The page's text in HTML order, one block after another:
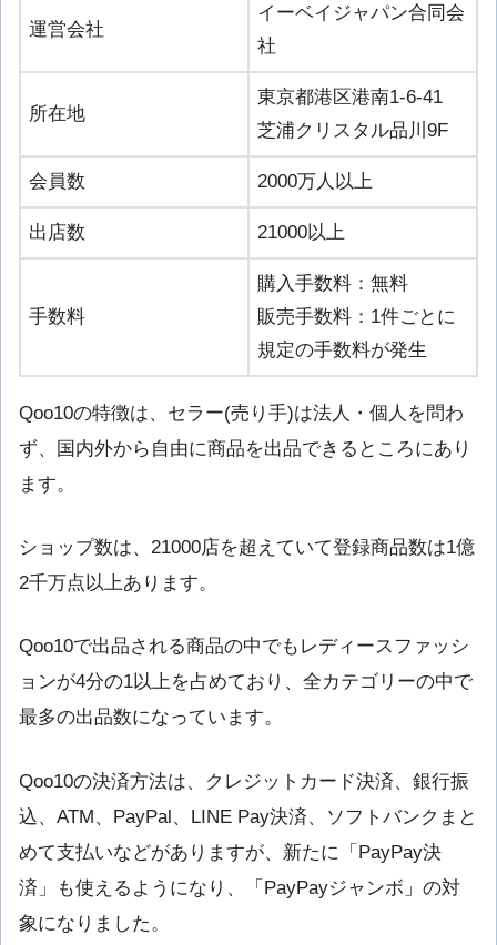
運営会社
イーベイジャパン合同会
社
所在地
東京都港区港南1-6-41
芝浦クリスタル品川9F
会員数 2000万人以上
出店数 21000以上
手数料
購入手数料：無料
販売手数料：1件ごとに
規定の手数料が発生
Qoo10の特徴は、セラー(売り手)は法人・個人を問わ
ず、国内外から自由に商品を出品できるところにあり
ます。
ショップ数は、21000店を超えていて登録商品数は1億
2千万点以上あります。
Qoo10で出品される商品の中でもレディースファッシ
ョンが4分の1以上を占めており、全カテゴリーの中で
最多の出品数になっています。
Qoo10の決済方法は、クレジットカード決済、銀行振
込、ATM、PayPal、LINE Pay決済、ソフトバンクまと
めて支払いなどがありますが、新たに「PayPay決
済」も使えるようになり、「PayPayジャンボ」の対
象になりました。